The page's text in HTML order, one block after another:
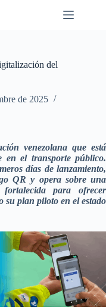
del
de 2025
venezolana que está
en el transporte público.
días de lanzamiento,
QR y opera sobre una
fortalecida para ofrecer
su plan piloto en el estado